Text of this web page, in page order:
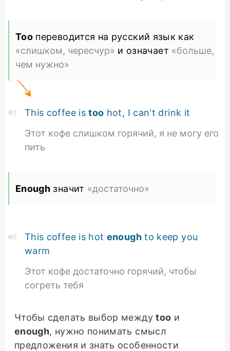
Too переводится на русский язык как
«слишком, чересчур» и означает «больше,
чем нужно»
This coffee istoo hot, I can't drink it
Этот кофе слишком горячий, я не могу его
пить
Enough значит «достаточно»
This coffee is hot enoughto keep you
warm
Этот кофе достаточно горячий, чтобы
согреть тебя
Чтобы сделать выбор междуtoo и
enough, нужно понимать смысл
предложения и знать особенности